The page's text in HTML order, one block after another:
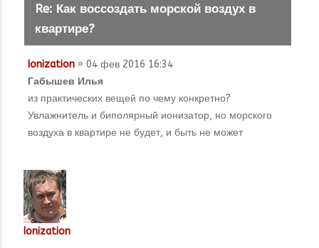
Re: Как воссоздать морской воздух в
квартире?
Ionization » 04 фев 2016 16:34
Габышев Илья
из практических вещей по чему конкретно?
Увлажнитель и биполярный ионизатор, но морского
воздуха в квартире не будет, и быть не может
Ionization